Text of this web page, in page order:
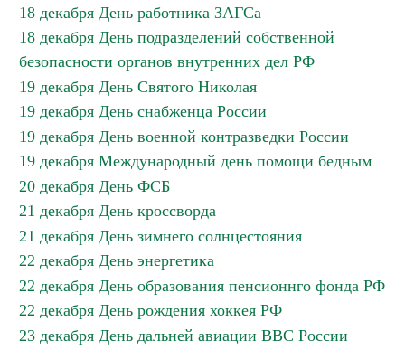
18 декабря День работника ЗАГСа
18 декабря День подразделений собственной
безопасности органов внутренних дел РФ
19 декабря День Святого Николая
19 декабря День снабженца России
19 декабря День военной контразведки России
19 декабря Международный день помощи бедным
20 декабря День ФСБ
21 декабря День кроссворда
21 декабря День зимнего солнцестояния
22 декабря День энергетика
22 декабря День образования пенсионнго фонда РФ
22 декабря День рождения хоккея РФ
23 декабря День дальней авиации ВВС России